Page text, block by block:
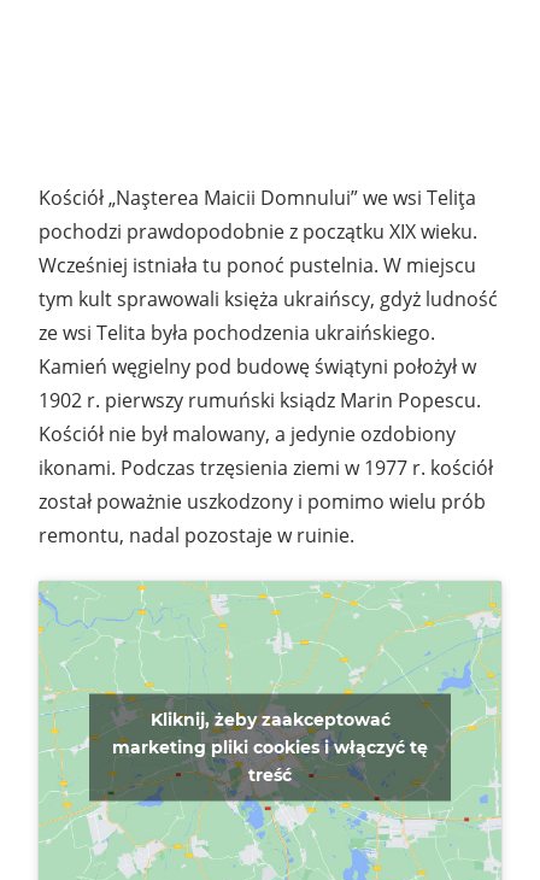
Kościół „Naşterea Maicii Domnului” we wsi Teliţa
pochodzi prawdopodobnie z początku XIX wieku.
Wcześniej istniała tu ponoć pustelnia. W miejscu
tym kult sprawowali księża ukraińscy, gdyż ludność
ze wsi Telita była pochodzenia ukraińskiego.
Kamień węgielny pod budowę świątyni położył w
1902 r. pierwszy rumuński ksiądz Marin Popescu.
Kościół nie był malowany, a jedynie ozdobiony
ikonami. Podczas trzęsienia ziemi w 1977 r. kościół
został poważnie uszkodzony i pomimo wielu prób
remontu, nadal pozostaje w ruinie.
Kliknij, żeby zaakceptować
marketing pliki cookies i włączyć tę
treść